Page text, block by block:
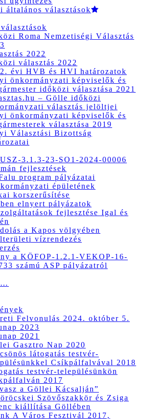
általános választások
Roma Nemzetiségi Választás
2022
választás 2022
évi HVB és HVI határozatok
önkormányzati képviselők és
időközi választása 2021
– Gölle időközi
választás jelöltjei
önkormányzati képviselők és
választása 2019
Választási Bizottság
3.1.3-23-SO1-2024-00006
fejlesztések
program pályázatai
épületének
korszerűsítése
elnyert pályázatok
fejlesztése Igal és
a Kapos völgyében
vízrendezés
a KÖFOP-1.2.1-VEKOP-16-
számú ASP pályázatról
Felvonulás 2024. október 5.
2023
2021
Gasztro Nap 2020
látogatás testvér-
Csíkpálfalvával 2018
testvér-településünkön
2017
a Göllei Kácsalján”
Szövőszakkör és Zsiga
kiállítása Göllében
A Város Fesztivál 2017,